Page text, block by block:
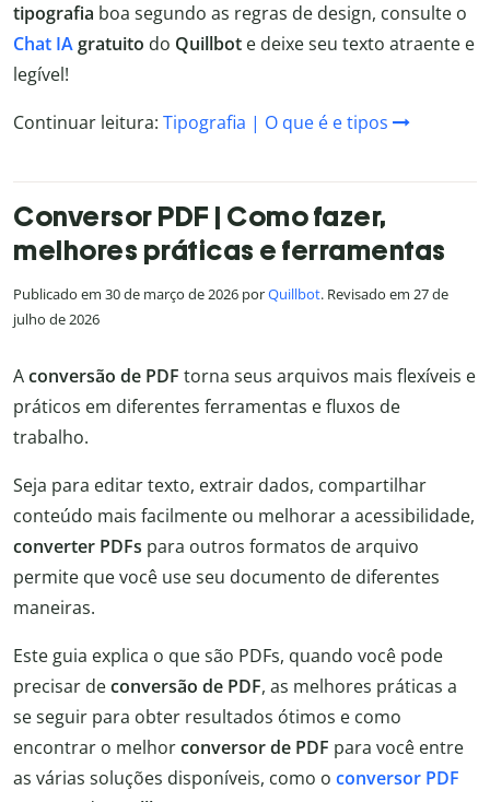
tipografia boa segundo as regras de design, consulte o
Chat IAgratuito do Quillbot e deixe seu texto atraente e
legível!
Continuar leitura: Tipografia | O que é e tipos
Conversor PDF | Como fazer,
melhores práticas e ferramentas
Publicado em 30 de março de 2026 porQuillbot. Revisado em 27 de
julho de 2026
Aconversão de PDF torna seus arquivos mais flexíveis e
práticos em diferentes ferramentas e fluxos de
trabalho.
Seja para editar texto, extrair dados, compartilhar
conteúdo mais facilmente ou melhorar a acessibilidade,
converter PDFs para outros formatos de arquivo
permite que você use seu documento de diferentes
maneiras.
Este guia explica o que são PDFs, quando você pode
precisar deconversão de PDF, as melhores práticas a
se seguir para obter resultados ótimos e como
encontrar o melhorconversor de PDF para você entre
as várias soluções disponíveis, como o conversor PDF